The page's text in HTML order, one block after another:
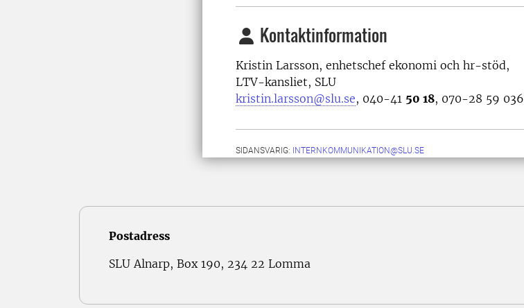
Kontaktinformation
Kristin Larsson, enhetschef ekonomi och hr-stöd,
LTV-kansliet, SLU
kristin.larsson@slu.se, 040-41 50 18, 070-28 59 036
SIDANSVARIG: INTERNKOMMUNIKATION@SLU.SE
Postadress
SLU Alnarp, Box 190, 234 22 Lomma